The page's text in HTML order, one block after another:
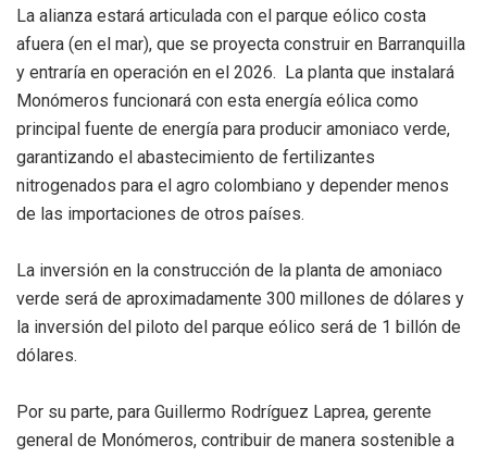
La alianza estará articulada con el parque eólico costa
afuera (en el mar), que se proyecta construir en Barranquilla
y entraría en operación en el 2026. La planta que instalará
Monómeros funcionará con esta energía eólica como
principal fuente de energía para producir amoniaco verde,
garantizando el abastecimiento de fertilizantes
nitrogenados para el agro colombiano y depender menos
de las importaciones de otros países.
La inversión en la construcción de la planta de amoniaco
verde será de aproximadamente 300 millones de dólares y
la inversión del piloto del parque eólico será de 1 billón de
dólares.
Por su parte, para Guillermo Rodríguez Laprea, gerente
general de Monómeros, contribuir de manera sostenible a